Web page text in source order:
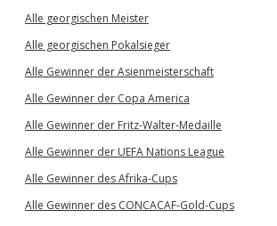
Alle georgischen Meister
Alle georgischen Pokalsieger
Alle Gewinner der Asienmeisterschaft
Alle Gewinner der Copa America
Alle Gewinner der Fritz-Walter-Medaille
Alle Gewinner der UEFA Nations League
Alle Gewinner des Afrika-Cups
Alle Gewinner des CONCACAF-Gold-Cups